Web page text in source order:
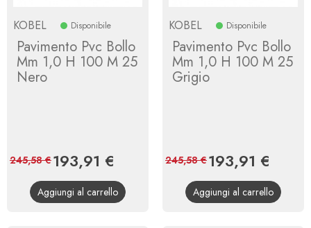
KOBEL Disponibile
Pavimento Pvc Bollo
Mm 1,0 H 100 M 25
Nero
Prezzo
193,91 €
base
245,58 €
Aggiungi al carrello
KOBEL Disponibile
Pavimento Pvc Bollo
Mm 1,0 H 100 M 25
Grigio
Prezzo
193,91 €
base
245,58 €
Aggiungi al carrello